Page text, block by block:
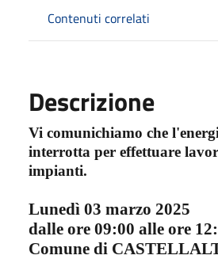
Contenuti correlati
Descrizione
Vi comunichiamo che
interrotta per effettuare
impianti.
Lunedì 03 marzo 2025
dalle ore 09:00 alle ore
Comune di